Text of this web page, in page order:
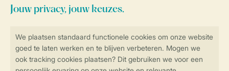
Veilig en snel online boeken
Blijf op de hoogte